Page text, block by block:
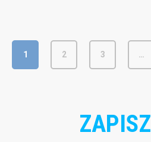
1 2 3 …
ZAPISZ